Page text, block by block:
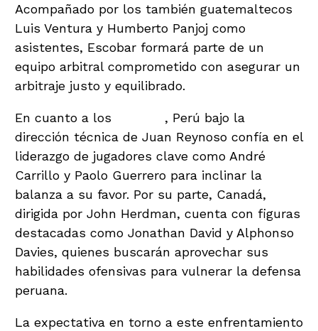
Acompañado por los también guatemaltecos
Luis Ventura y Humberto Panjoj como
asistentes, Escobar formará parte de un
equipo arbitral comprometido con asegurar un
arbitraje justo y equilibrado.
En cuanto a los
, Perú bajo la
dirección técnica de Juan Reynoso confía en el
liderazgo de jugadores clave como André
Carrillo y Paolo Guerrero para inclinar la
balanza a su favor. Por su parte, Canadá,
dirigida por John Herdman, cuenta con figuras
destacadas como Jonathan David y Alphonso
Davies, quienes buscarán aprovechar sus
habilidades ofensivas para vulnerar la defensa
peruana.
La expectativa en torno a este enfrentamiento